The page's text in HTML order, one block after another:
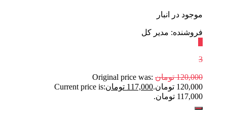
موجود در انبار
فروشنده: مدیر کل
3
120,000 تومان Original price was:
120,000 تومان.
117,000 تومانCurrent price is:
117,000 تومان.